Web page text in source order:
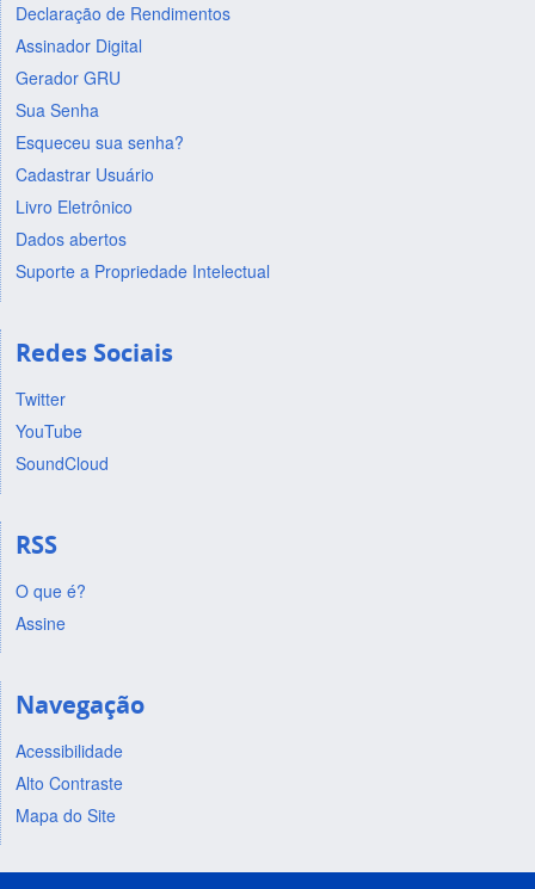
Declaração de Rendimentos
Assinador Digital
Gerador GRU
Sua Senha
Esqueceu sua senha?
Cadastrar Usuário
Livro Eletrônico
Dados abertos
Suporte a Propriedade Intelectual
Redes Sociais
Twitter
YouTube
SoundCloud
RSS
O que é?
Assine
Navegação
Acessibilidade
Alto Contraste
Mapa do Site